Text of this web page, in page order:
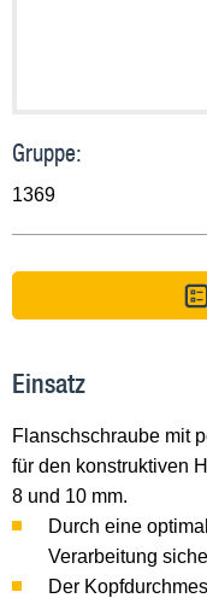
Gruppe:
1369
Einsatz
Flanschschraube mit
für den konstruktiven
8 und 10 mm.
Durch eine
Verarbeitung
Der